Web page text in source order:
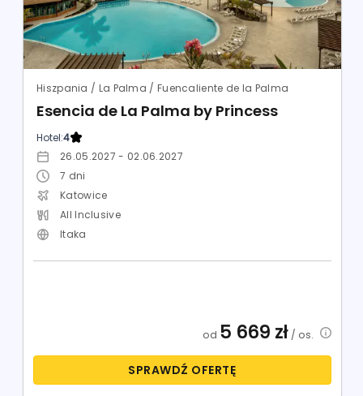
Hiszpania / La Palma / Fuencaliente de la Palma
Esencia de La Palma by Princess
Hotel:4
26.05.2027 - 02.06.2027
7 dni
Katowice
All Inclusive
Itaka
od 5 669 zł/ os.
SPRAWDŹ OFERTĘ